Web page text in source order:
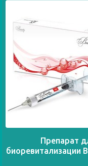
Препарат
биоревитализации